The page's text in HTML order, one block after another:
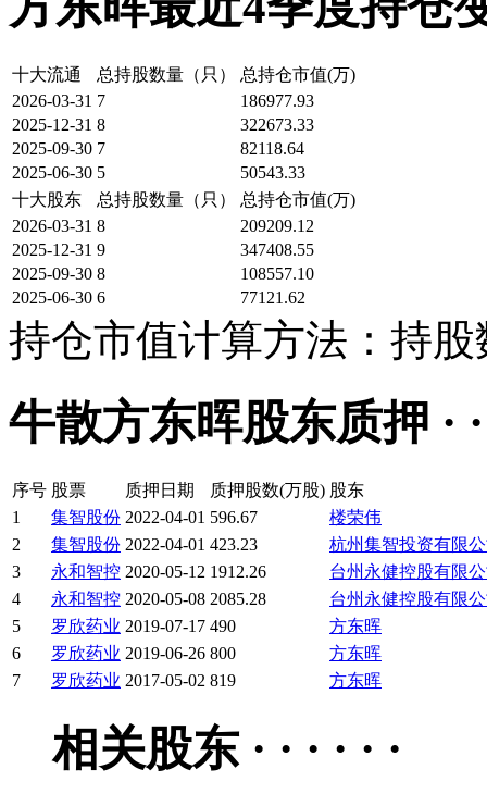
十大流通 总持股数量（只）
总持仓市值(万)
2026-03-31 7
186977.93
2025-12-31 8
322673.33
2025-09-30 7
82118.64
2025-06-30 5
50543.33
十大股东
总持股数量（只）
总持仓市值(万)
2026-03-31 8
209209.12
2025-12-31 9
347408.55
2025-09-30 8
108557.10
2025-06-30 6 77121.62
持仓市值计算方法：持
牛散方东晖股东质押 · ·
序号 股票 质押日期 质押股数(万股) 股东
1
集智股份 2022-04-01 596.67
楼荣伟
2
集智股份 2022-04-01 423.23
杭州集智投资有限
3
永和智控 2020-05-12 1912.26
台州永健控股有限
4
永和智控 2020-05-08 2085.28
台州永健控股有限
5
罗欣药业 2019-07-17 490
方东晖
6
罗欣药业 2019-06-26 800
方东晖
7
罗欣药业 2017-05-02 819 方东晖
相关股东 · · · · · ·